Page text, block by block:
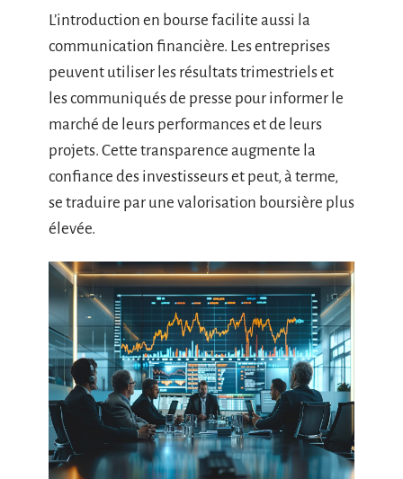
L’introduction en bourse facilite aussi la
communication financière. Les entreprises
peuvent utiliser les résultats trimestriels et
les communiqués de presse pour informer le
marché de leurs performances et de leurs
projets. Cette transparence augmente la
confiance des investisseurs et peut, à terme,
se traduire par une valorisation boursière plus
élevée.